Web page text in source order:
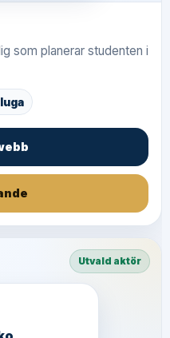
som planerar studenten i
Utvald aktör